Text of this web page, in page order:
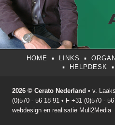
HOME LINKS
HELPDESK
2026 © Cerato Nederland • v.
(0)570 - 56 18 91 • F +31 (0)570 -
webdesign en realisatie Mull2Media